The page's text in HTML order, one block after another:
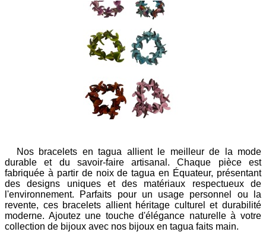
Nos bracelets en tagua allient le meilleur de la mode
durable et du savoir-faire artisanal. Chaque pièce est
fabriquée à partir de noix de tagua en Équateur, présentant
des designs uniques et des matériaux respectueux de
l'environnement. Parfaits pour un usage personnel ou la
revente, ces bracelets allient héritage culturel et durabilité
moderne. Ajoutez une touche d'élégance naturelle à votre
collection de bijoux avec nos bijoux en tagua faits main.